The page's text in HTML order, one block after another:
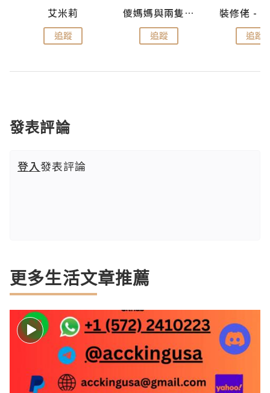
艾米莉
追蹤
儍媽媽與兩隻小魔怪之家
追蹤 追蹤
發表評論
登入發表評論
更多生活文章推薦